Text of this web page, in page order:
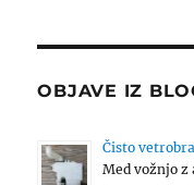
OBJAVE IZ
Čisto
Med vožnjo